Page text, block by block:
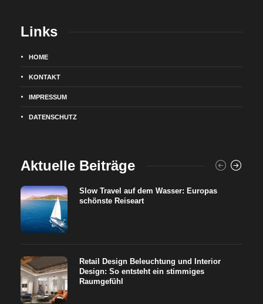
Links
HOME
KONTAKT
IMPRESSUM
DATENSCHUTZ
Aktuelle Beiträge
Slow Travel auf dem Wasser: Europas
schönste Reiseart
Retail Design Beleuchtung und Interior
Design: So entsteht ein stimmiges
Raumgefühl